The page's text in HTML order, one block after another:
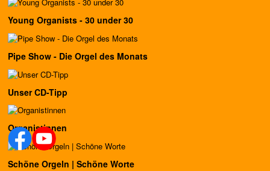
Young Organists - 30 under 30
Pipe Show - Die Orgel des Monats
Unser CD-Tipp
Organistinnen
Schöne Orgeln | Schöne Worte